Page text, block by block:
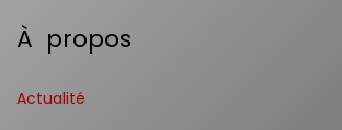
À propos
Actualité